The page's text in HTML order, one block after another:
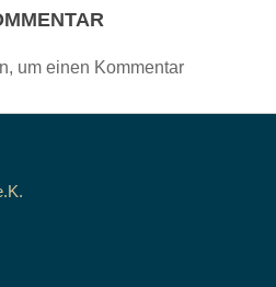
um einen Kommentar